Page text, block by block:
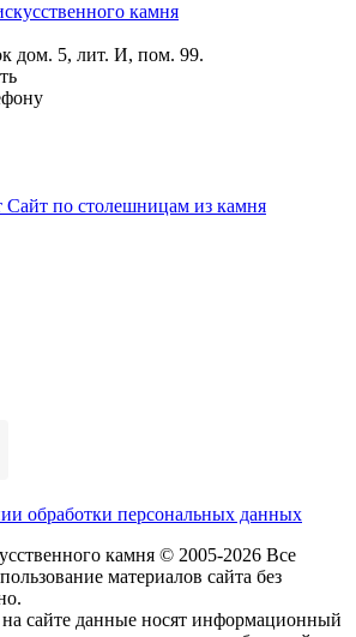
камня
дом. 5, лит. И, пом. 99.
Сайт по столешницам из камня
обработки персональных данных
камня © 2005-2026 Все
материалов сайта без
сайте данные носят информационный